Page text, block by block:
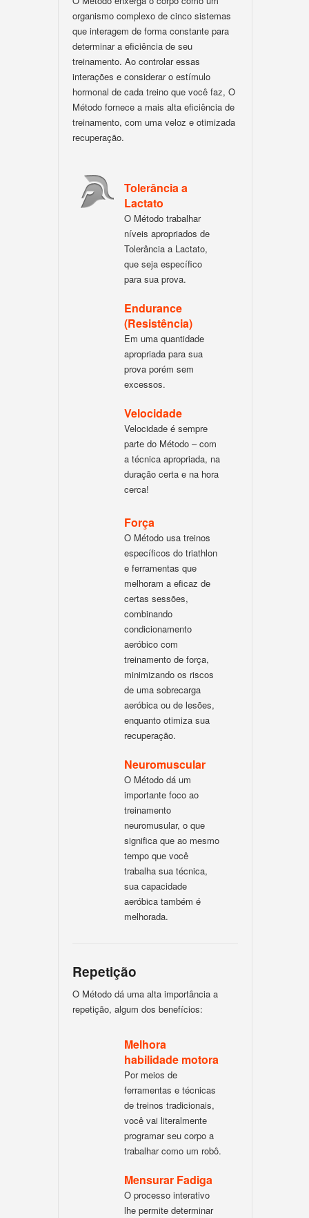
organismo complexo de cinco sistemas
que interagem de forma constante para
determinar a eficiência de seu
treinamento. Ao controlar essas
interações e considerar o estímulo
hormonal de cada treino que você faz, O
Método fornece a mais alta eficiência de
treinamento, com uma veloz e otimizada
recuperação.
Tolerância a
Lactato
O Método trabalhar
níveis apropriados de
Tolerância a Lactato,
que seja específico
para sua prova.
Endurance
(Resistência)
Em uma quantidade
apropriada para sua
prova porém sem
excessos.
Velocidade
Velocidade é sempre
parte do Método – com
a técnica apropriada, na
duração certa e na hora
cerca!
Força
O Método usa treinos
específicos do triathlon
e ferramentas que
melhoram a eficaz de
certas sessões,
combinando
condicionamento
aeróbico com
treinamento de força,
minimizando os riscos
de uma sobrecarga
aeróbica ou de lesões,
enquanto otimiza sua
recuperação.
Neuromuscular
O Método dá um
importante foco ao
treinamento
neuromusular, o que
significa que ao mesmo
tempo que você
trabalha sua técnica,
sua capacidade
aeróbica também é
melhorada.
Repetição
O Método dá uma alta importância a
repetição, algum dos benefícios:
Melhora
habilidade motora
Por meios de
ferramentas e técnicas
de treinos tradicionais,
você vai literalmente
programar seu corpo a
trabalhar como um robô.
Mensurar Fadiga
O processo interativo
lhe permite determinar